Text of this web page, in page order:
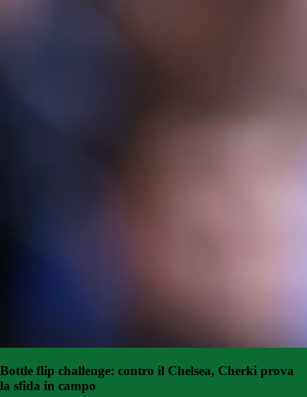
Bottle flip challenge: contro il Chelsea, Cherki prova
la sfida in campo